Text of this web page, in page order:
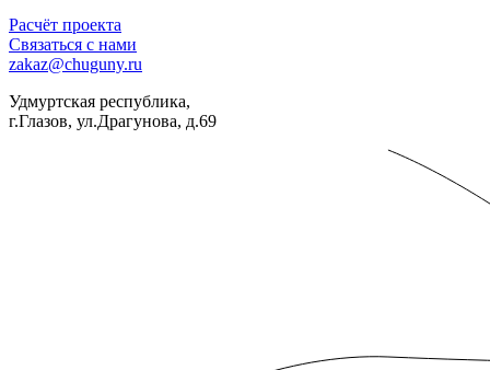
Расчёт проекта
Связаться с нами
zakaz@chuguny.ru
Удмуртская республика,
г.Глазов, ул.Драгунова, д.69